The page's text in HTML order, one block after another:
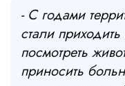
- С годами
стали
посмотреть
приносить